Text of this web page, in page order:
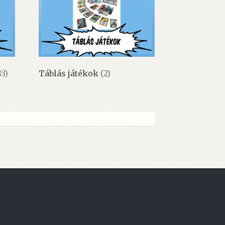
Táblás játékok (2)